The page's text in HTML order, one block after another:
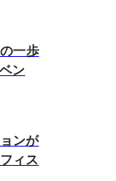
一歩
ン
ンが
ィス